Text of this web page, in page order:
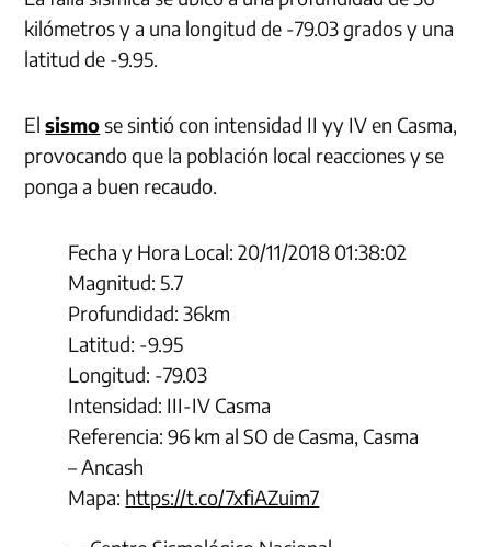
kilómetros y a una longitud de -79.03 grados y una
latitud de -9.95.
Elsismose sintió con intensidad II yy IV en Casma,
provocando que la población local reacciones y se
ponga a buen recaudo.
Fecha y Hora Local: 20/11/2018 01:38:02
Magnitud: 5.7
Profundidad: 36km
Latitud: -9.95
Longitud: -79.03
Intensidad: III-IV Casma
Referencia: 96 km al SO de Casma, Casma
– Ancash
Mapa: https://t.co/7xfiAZuim7